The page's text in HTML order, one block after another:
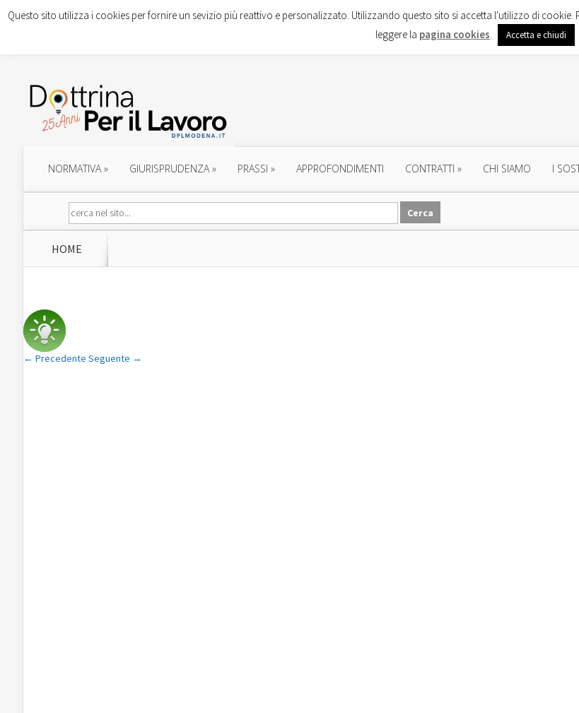
NORMATIVA» GIURISPRUDENZA» PRASSI » APPROFONDIMENTI CONTRATTI » CHI SIAMO I
HOME
← Precedente Seguente →
Questo sito utilizza i cookies per fornire un sevizio più reattivo e personalizzato. Utilizzando questo sito si accetta l'utilizzo di
leggere la pagina cookies. Accetta e chiudi